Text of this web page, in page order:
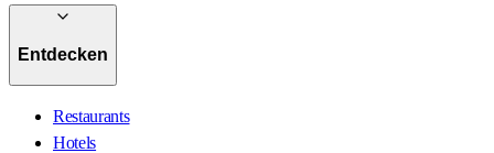
Entdecken
Restaurants
Hotels